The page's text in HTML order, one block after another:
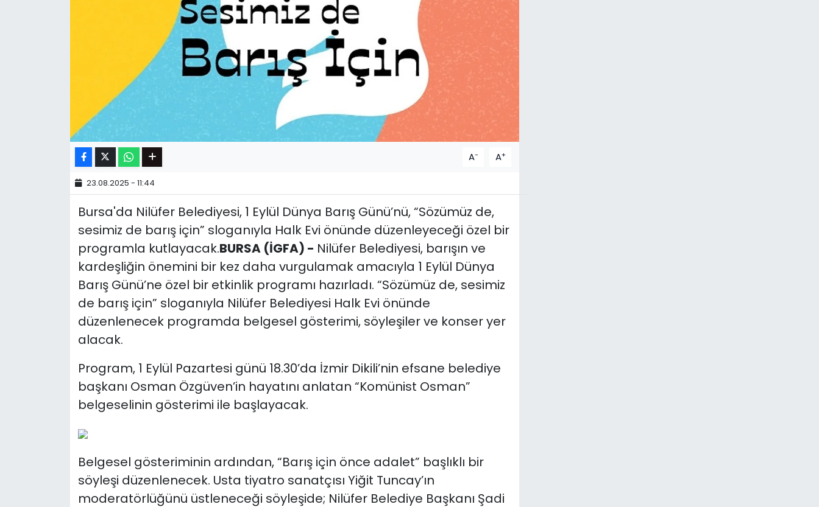
A- A+
23.08.2025 - 11:44
Bursa'da Nilüfer Belediyesi, 1 Eylül Dünya Barış Günü’nü, “Sözümüz de,
sesimiz de barış için” sloganıyla Halk Evi önünde düzenleyeceği özel bir
programla kutlayacak.BURSA (İGFA) - Nilüfer Belediyesi, barışın ve
kardeşliğin önemini bir kez daha vurgulamak amacıyla 1 Eylül Dünya
Barış Günü’ne özel bir etkinlik programı hazırladı. “Sözümüz de, sesimiz
de barış için” sloganıyla Nilüfer Belediyesi Halk Evi önünde
düzenlenecek programda belgesel gösterimi, söyleşiler ve konser yer
alacak.
Program, 1 Eylül Pazartesi günü 18.30’da İzmir Dikili’nin efsane belediye
başkanı Osman Özgüven’in hayatını anlatan “Komünist Osman”
belgeselinin gösterimi ile başlayacak.
Belgesel gösteriminin ardından, “Barış için önce adalet” başlıklı bir
söyleşi düzenlenecek. Usta tiyatro sanatçısı Yiğit Tuncay’ın
moderatörlüğünü üstleneceği söyleşide; Nilüfer Belediye Başkanı Şadi